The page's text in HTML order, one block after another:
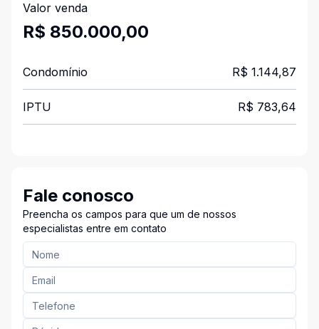
Valor venda
R$ 850.000,00
Condomínio R$ 1.144,87
IPTU R$ 783,64
Fale conosco
Preencha os campos para que um de nossos
especialistas entre em contato